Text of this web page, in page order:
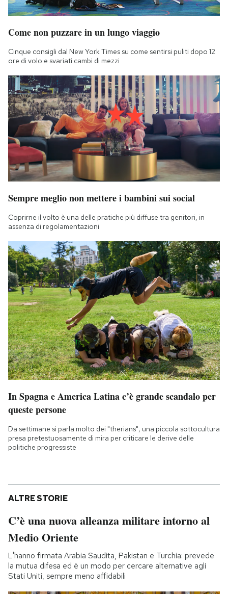
Come non puzzare in un lungo viaggio
Cinque consigli dal New York Times su come sentirsi puliti dopo 12
ore di volo e svariati cambi di mezzi
Sempre meglio non mettere i bambini sui social
Coprirne il volto è una delle pratiche più diffuse tra genitori, in
assenza di regolamentazioni
In Spagna e America Latina c’è grande scandalo per
queste persone
Da settimane si parla molto dei "therians", una piccola sottocultura
presa pretestuosamente di mira per criticare le derive delle
politiche progressiste
ALTRE STORIE
C’è una nuova alleanza militare intorno al
Medio Oriente
L'hanno firmata Arabia Saudita, Pakistan e Turchia: prevede
la mutua difesa ed è un modo per cercare alternative agli
Stati Uniti, sempre meno affidabili